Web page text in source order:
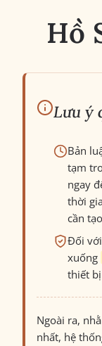
Hồ
Lưu ý
Bản
tạm
ngay
thời
cần
Đối
xuống
thiết
Ngoài ra,
nhất, hệ